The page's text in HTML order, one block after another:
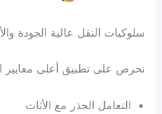
سلوكيات النقل عالية الجودة
نحرص على تطبيق أعلى معايير
التعامل الحذر مع الأثاث